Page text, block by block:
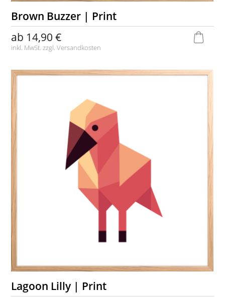
Brown Buzzer | Print
ab 14,90 €
inkl. MwSt. zzgl.Versandkosten
Lagoon Lilly | Print